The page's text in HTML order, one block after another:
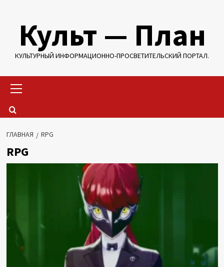
содержимому
Культ — План
КУЛЬТУРНЫЙ ИНФОРМАЦИОННО-ПРОСВЕТИТЕЛЬСКИЙ ПОРТАЛ.
меню
ГЛАВНАЯ RPG
RPG